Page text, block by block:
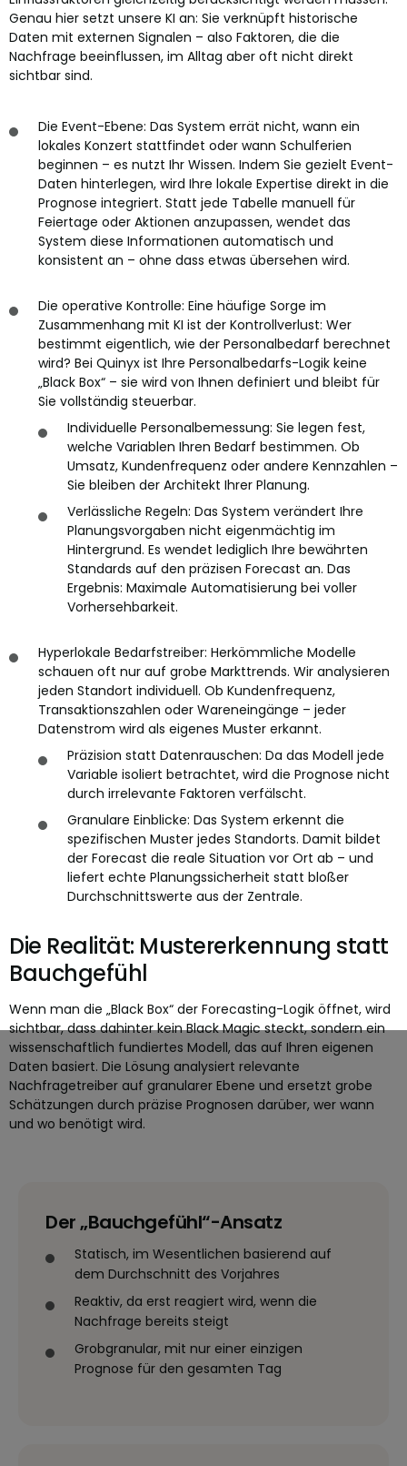
Genau hier setzt unsere KI an: Sie verknüpft historische
Daten mit externen Signalen – also Faktoren, die die
Nachfrage beeinflussen, im Alltag aber oft nicht direkt
sichtbar sind.
Die Event-Ebene: Das System errät nicht, wann ein
lokales Konzert stattfindet oder wann Schulferien
beginnen – es nutzt Ihr Wissen. Indem Sie gezielt Event-
Daten hinterlegen, wird Ihre lokale Expertise direkt in die
Prognose integriert. Statt jede Tabelle manuell für
Feiertage oder Aktionen anzupassen, wendet das
System diese Informationen automatisch und
konsistent an – ohne dass etwas übersehen wird.
Die operative Kontrolle: Eine häufige Sorge im
Zusammenhang mit KI ist der Kontrollverlust: Wer
bestimmt eigentlich, wie der Personalbedarf berechnet
wird? Bei Quinyx ist Ihre Personalbedarfs-Logik keine
„Black Box“ – sie wird von Ihnen definiert und bleibt für
Sie vollständig steuerbar.
Individuelle Personalbemessung: Sie legen fest,
welche Variablen Ihren Bedarf bestimmen. Ob
Umsatz, Kundenfrequenz oder andere Kennzahlen –
Sie bleiben der Architekt Ihrer Planung.
Verlässliche Regeln: Das System verändert Ihre
Planungsvorgaben nicht eigenmächtig im
Hintergrund. Es wendet lediglich Ihre bewährten
Standards auf den präzisen Forecast an. Das
Ergebnis: Maximale Automatisierung bei voller
Vorhersehbarkeit.
Hyperlokale Bedarfstreiber: Herkömmliche Modelle
schauen oft nur auf grobe Markttrends. Wir analysieren
jeden Standort individuell. Ob Kundenfrequenz,
Transaktionszahlen oder Wareneingänge – jeder
Datenstrom wird als eigenes Muster erkannt.
Präzision statt Datenrauschen: Da das Modell jede
Variable isoliert betrachtet, wird die Prognose nicht
durch irrelevante Faktoren verfälscht.
Granulare Einblicke: Das System erkennt die
spezifischen Muster jedes Standorts. Damit bildet
der Forecast die reale Situation vor Ort ab – und
liefert echte Planungssicherheit statt bloßer
Durchschnittswerte aus der Zentrale.
Die Realität: Mustererkennung statt
Bauchgefühl
Wenn man die „Black Box“ der Forecasting-Logik öffnet, wird
sichtbar, dass dahinter kein Black Magic steckt, sondern ein
wissenschaftlich fundiertes Modell, das auf Ihren eigenen
Daten basiert. Die Lösung analysiert relevante
Nachfragetreiber auf granularer Ebene und ersetzt grobe
Schätzungen durch präzise Prognosen darüber, wer wann
und wo benötigt wird.
Der „Bauchgefühl“-Ansatz
Statisch, im Wesentlichen basierend auf
dem Durchschnitt des Vorjahres
Reaktiv, da erst reagiert wird, wenn die
Nachfrage bereits steigt
Grobgranular, mit nur einer einzigen
Prognose für den gesamten Tag